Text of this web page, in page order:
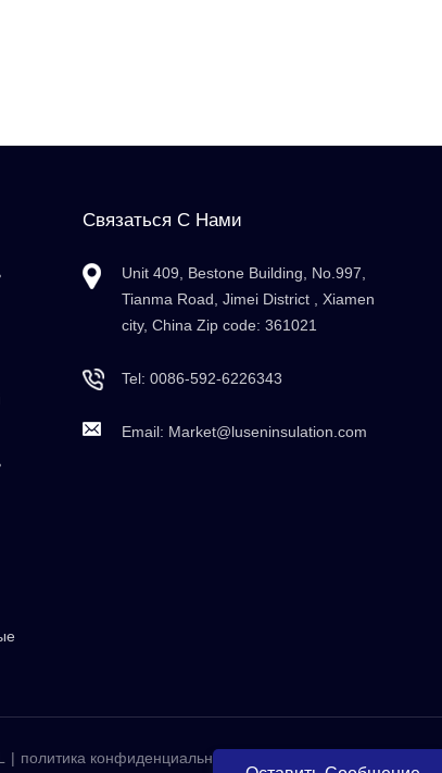
Связаться С Нами
Unit 409, Bestone Building, No.997,
Tianma Road, Jimei District , Xiamen
city, China Zip code: 361021
Tel:0086-592-6226343
Email: Market@luseninsulation.com
| политика конфиденциальности